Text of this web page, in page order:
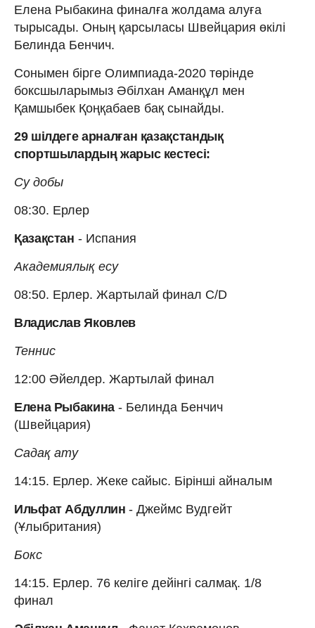
Елена Рыбакина финалға жолдама алуға
тырысады. Оның қарсыласы Швейцария өкілі
Белинда Бенчич.
Сонымен бірге Олимпиада-2020 төрінде
боксшыларымыз Әбілхан Аманқұл мен
Қамшыбек Қоңқабаев бақ сынайды.
29 шілдеге арналған қазақстандық
спортшылардың жарыс кестесі:
Су добы
08:30. Ерлер
Қазақстан - Испания
Академиялық есу
08:50. Ерлер. Жартылай финал С/D
Владислав Яковлев
Теннис
12:00 Әйелдер. Жартылай финал
Елена Рыбакина- Белинда Бенчич
(Швейцария)
Садақ ату
14:15. Ерлер. Жеке сайыс. Бірінші айналым
Ильфат Абдуллин- Джеймс Вудгейт
(Ұлыбритания)
Бокс
14:15. Ерлер. 76 келіге дейінгі салмақ. 1/8
финал